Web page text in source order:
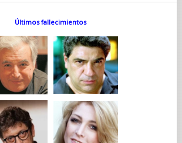
Últimos fallecimientos